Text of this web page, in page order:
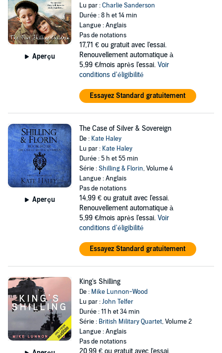
Aperçu
Lu par :Charlie Sanderson
Durée : 8 h et 14 min
Langue : Anglais
Pas de notations
17,71 € ou gratuit avec l'essai.
Renouvellement automatique à
5,99 €/mois après l'essai. Voir
conditions d'éligibilité
Essayez Standard gratuitement
Aperçu
The Case of Silver & Sovereign
De : Kate Haley
Lu par : Kate Haley
Durée : 5 h et 55 min
Série :Shilling & Florin, Volume 4
Langue : Anglais
Pas de notations
14,99 € ou gratuit avec l'essai.
Renouvellement automatique à
5,99 €/mois après l'essai. Voir
conditions d'éligibilité
Essayez Standard gratuitement
King's Shilling
De : Mike Lunnon-Wood
Lu par :John Telfer
Durée : 11 h et 34 min
Série : British Military Quartet, Volume 2
Langue : Anglais
Pas de notations
20,99 € ou gratuit avec l'essai.